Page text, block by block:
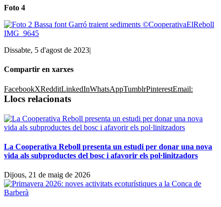
Foto 4
Dissabte, 5 d'agost de 2023|
Compartir en xarxes
FacebookXRedditLinkedInWhatsAppTumblrPinterestEmail:
Llocs relacionats
La Cooperativa Reboll presenta un estudi per donar una nova
vida als subproductes del bosc i afavorir els pol·linitzadors
Dijous, 21 de maig de 2026